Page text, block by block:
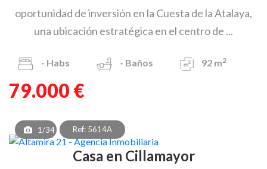
oportunidad de inversión en la Cuesta de la Atalaya,
una ubicación estratégica en el centro de ...
- Habs - Baños 92 m2
79.000 €
1/34 Ref: 5614A
Casa en Cillamayor